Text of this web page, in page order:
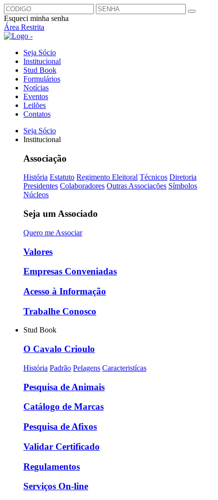
Esqueci minha senha
Área Restrita
Seja Sócio
Institucional
Stud Book
Formulários
Notícias
Eventos
Leilões
Contatos
Seja Sócio
Institucional
Associação
História Estatuto Regimento Eleitoral Técnicos Diretoria
Presidentes Colaboradores Outras Associações Símbolos
Núcleos
Seja um Associado
Quero me Associar
Valores
Empresas Conveniadas
Acesso à Informação
Trabalhe Conosco
Stud Book
O Cavalo Crioulo
História Padrão Pelagens Caracteristícas
Pesquisa de Animais
Catálogo de Marcas
Pesquisa de Afixos
Validar Certificado
Regulamentos
Serviços On-line